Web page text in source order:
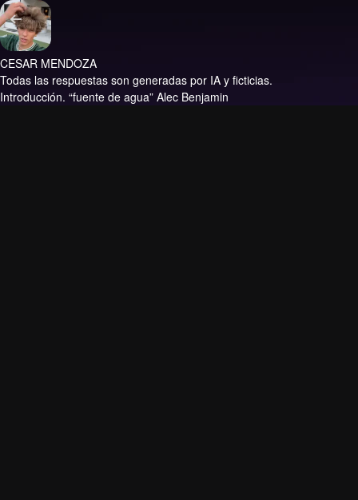
CESAR MENDOZA
Todas las respuestas son generadas por IA y ficticias.
Introducción. “fuente de agua” Alec Benjamin